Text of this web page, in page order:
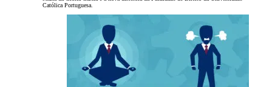
Católica Portuguesa.